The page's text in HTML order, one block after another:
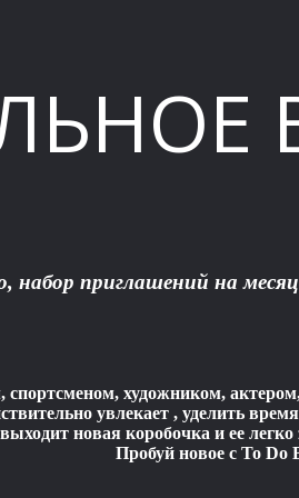
набор приглашений на
художником,
увлекает , уделить
новая коробочка и ее легко
Пробуй новое с To Do